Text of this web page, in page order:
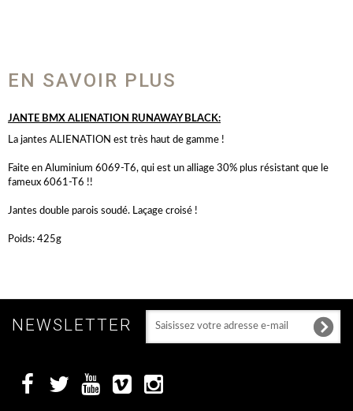
EN SAVOIR PLUS
JANTE BMX ALIENATION RUNAWAY BLACK:
La jantes ALIENATION est très haut de gamme !
Faite en Aluminium 6069-T6, qui est un alliage 30% plus résistant que le
fameux 6061-T6 !!
Jantes double parois soudé. Laçage croisé !
Poids: 425g
NEWSLETTER